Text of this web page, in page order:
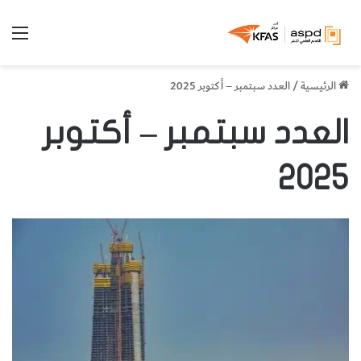
الرئيسية/العدد سبتمبر – أكتوبر 2025
العدد سبتمبر – أكتوبر
2025